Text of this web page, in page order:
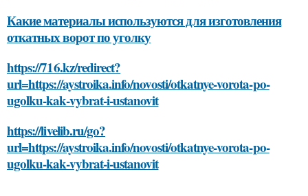
Какие материалы используются для изготовления
откатных ворот по уголку
https://716.kz/redirect?
url=https://aystroika.info/novosti/otkatnye-vorota-po-
ugolku-kak-vybrat-i-ustanovit
https://livelib.ru/go?
url=https://aystroika.info/novosti/otkatnye-vorota-po-
ugolku-kak-vybrat-i-ustanovit